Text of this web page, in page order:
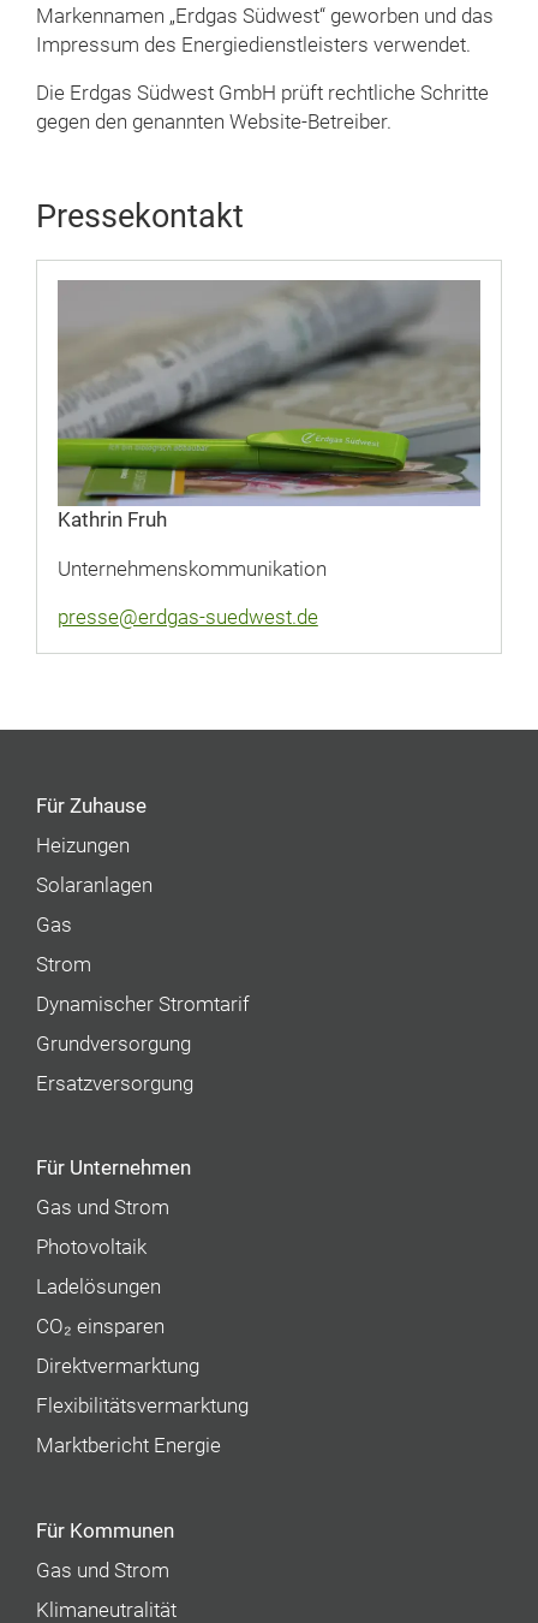
Markennamen „Erdgas Südwest“ geworben und das
Impressum des Energiedienstleisters verwendet.
Die Erdgas Südwest GmbH prüft rechtliche Schritte
gegen den genannten Website-Betreiber.
Pressekontakt
Kathrin Fruh
Unternehmenskommunikation
presse@erdgas-suedwest.de
Für Zuhause
Heizungen
Solaranlagen
Gas
Strom
Dynamischer Stromtarif
Grundversorgung
Ersatzversorgung
Für Unternehmen
Gas und Strom
Photovoltaik
Ladelösungen
CO₂ einsparen
Direktvermarktung
Flexibilitätsvermarktung
Marktbericht Energie
Für Kommunen
Gas und Strom
Klimaneutralität